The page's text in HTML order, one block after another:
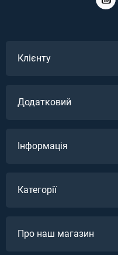
Клієнту
Додатковий
Інформація
Категорії
Про наш магазин